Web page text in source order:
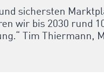
sichersten
wir bis 2030 rund
Tim Thiermann,